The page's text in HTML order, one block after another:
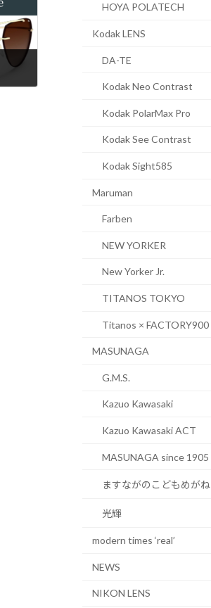
HOYA POLATECH
Kodak LENS
DA-TE
Kodak Neo Contrast
Kodak PolarMax Pro
Kodak See Contrast
Kodak Sight585
Maruman
Farben
NEW YORKER
New Yorker Jr.
TITANOS TOKYO
Titanos × FACTORY900
MASUNAGA
G.M.S.
Kazuo Kawasaki
Kazuo Kawasaki ACT
MASUNAGA since 1905
ますながのこどもめがね
光輝
modern times ‘real’
NEWS
NIKON LENS